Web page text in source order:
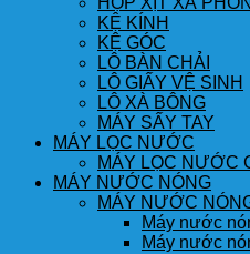
KỆ KÍNH
KỆ GÓC
LÔ BÀN CHẢI
LÔ GIẤY VỆ SINH
LÔ XÀ BÔNG
MÁY SẤY TAY
MÁY LỌC NƯỚC
MÁY LỌC NƯỚC
MÁY NƯỚC NÓNG
MÁY NƯỚC
Máy nước
Máy nước